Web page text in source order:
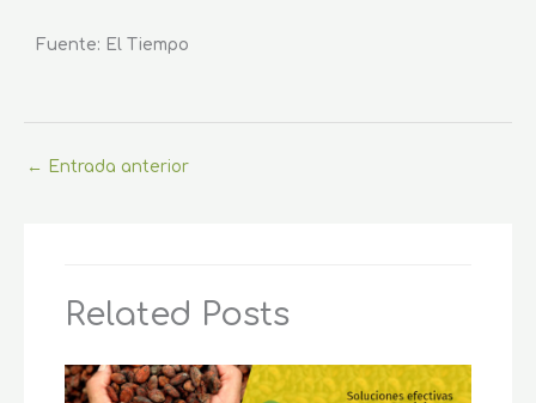
Fuente: El Tiempo
← Entrada anterior
Related Posts